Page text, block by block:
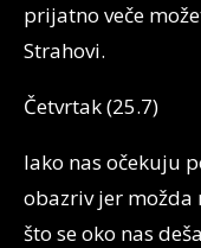
prijatno veče
Strahovi.
Četvrtak (25.7)
Iako nas očekuju
obazriv jer možda
što se oko nas